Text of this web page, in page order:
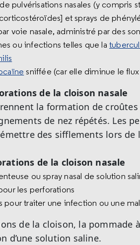
pulvérisations nasales (y compris
et sprays de
voie nasale, administré par des
ou infections telles que la
sniffée (car elle diminue le
de la cloison nasale
la formation de
de nez répétés. Les
des sifflements lors de
de la cloison nasale
ou spray nasal de solution
les perforations
pour traiter une infection ou une
de la cloison, la
d’une solution saline.